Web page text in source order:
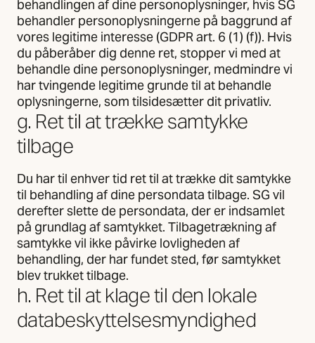
behandlingen af dine personoplysninger, hvis SG
behandler personoplysningerne på baggrund af
vores legitime interesse (GDPR art. 6 (1) (f)). Hvis
du påberåber dig denne ret, stopper vi med at
behandle dine personoplysninger, medmindre vi
har tvingende legitime grunde til at behandle
oplysningerne, som tilsidesætter dit privatliv.
g. Ret til at trække samtykke
tilbage
Du har til enhver tid ret til at trække dit samtykke
til behandling af dine persondata tilbage. SG vil
derefter slette de persondata, der er indsamlet
på grundlag af samtykket. Tilbagetrækning af
samtykke vil ikke påvirke lovligheden af
behandling, der har fundet sted, før samtykket
blev trukket tilbage.
h. Ret til at klage til den lokale
databeskyttelsesmyndighed